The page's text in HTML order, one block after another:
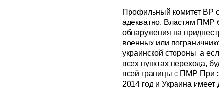
Профильный комитет ВР
адекватно. Властям ПМР
обнаружения на
военных или
украинской стороны, а
всех пунктах перехода,
всей границы с ПМР. При
2014 год и Украина имеет